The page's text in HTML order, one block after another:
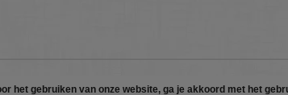
het gebruiken van onze website, ga je akkoord met het